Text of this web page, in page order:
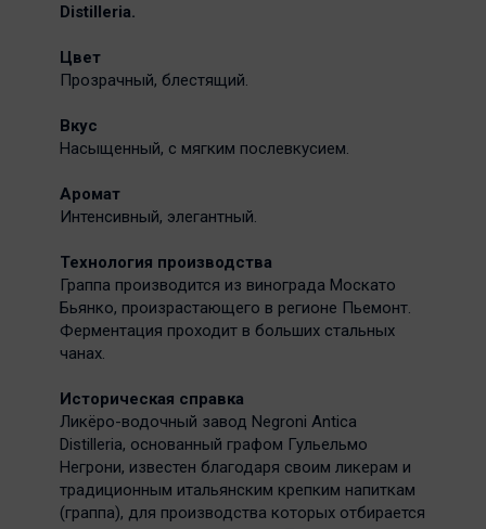
Distilleria.
Цвет
Прозрачный, блестящий.
Вкус
Насыщенный, с мягким послевкусием.
Аромат
Интенсивный, элегантный.
Технология производства
Граппа производится из винограда Москато
Бьянко, произрастающего в регионе Пьемонт.
Ферментация проходит в больших стальных
чанах.
Историческая справка
Ликёро-водочный завод Negroni Antica
Distilleria, основанный графом Гульельмо
Негрони, известен благодаря своим ликерам и
традиционным итальянским крепким напиткам
(граппа), для производства которых отбирается